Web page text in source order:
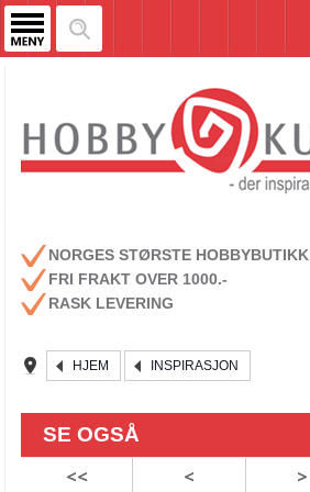
NORGES STØRSTE HOBBYBUTIKK
FRI FRAKT OVER 1000.-
RASK LEVERING
HJEM INSPIRASJON
SE OGSÅ
Påskeklut - gratis oppskrift
<< < >